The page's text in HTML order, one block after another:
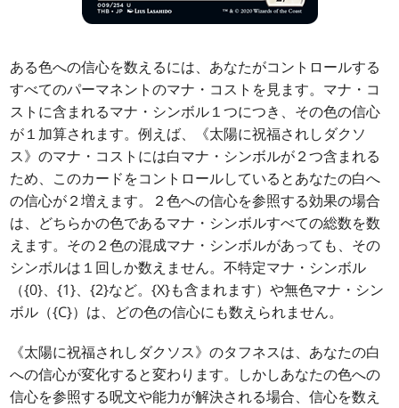
ある色への信心を数えるには、あなたがコントロールする
すべてのパーマネントのマナ・コストを見ます。マナ・コ
ストに含まれるマナ・シンボル１つにつき、その色の信心
が１加算されます。例えば、《太陽に祝福されしダクソ
ス》のマナ・コストには白マナ・シンボルが２つ含まれる
ため、このカードをコントロールしているとあなたの白へ
の信心が２増えます。２色への信心を参照する効果の場合
は、どちらかの色であるマナ・シンボルすべての総数を数
えます。その２色の混成マナ・シンボルがあっても、その
シンボルは１回しか数えません。不特定マナ・シンボル
（{0}、{1}、{2}など。{X}も含まれます）や無色マナ・シン
ボル（{C}）は、どの色の信心にも数えられません。
《太陽に祝福されしダクソス》のタフネスは、あなたの白
への信心が変化すると変わります。しかしあなたの色への
信心を参照する呪文や能力が解決される場合、信心を数え